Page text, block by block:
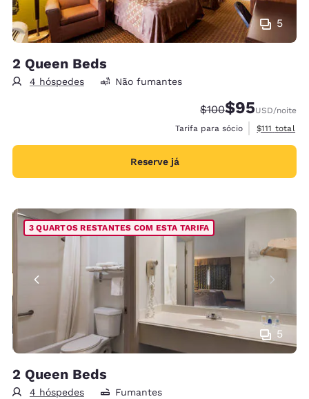
5
2 Queen Beds
4 hóspedes Não fumantes
Tarifa anterior
$100Tarifa com
$95USD/noite
Tarifa para sócio
Exibir
$111 total
Reserve já
5
3 QUARTOS RESTANTES COM ESTA TARIFA
2 Queen Beds
4 hóspedes Fumantes